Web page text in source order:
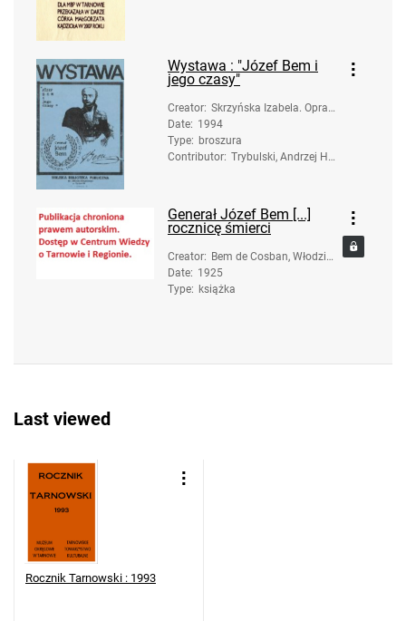
Wystawa : "Józef Bem i
jego czasy"
Creator: Skrzyńska Izabela. Oprac
owanie
Date: 1994
Type: broszura
Contributor: Trybulski, Andrzej He
Generał Józef Bem [...]
rocznicę śmierci
Creator: Bem de Cosban, Włodzim
ierz (1889-1954)
Date: 1925
Type: książka
Last viewed
Rocznik Tarnowski : 1993